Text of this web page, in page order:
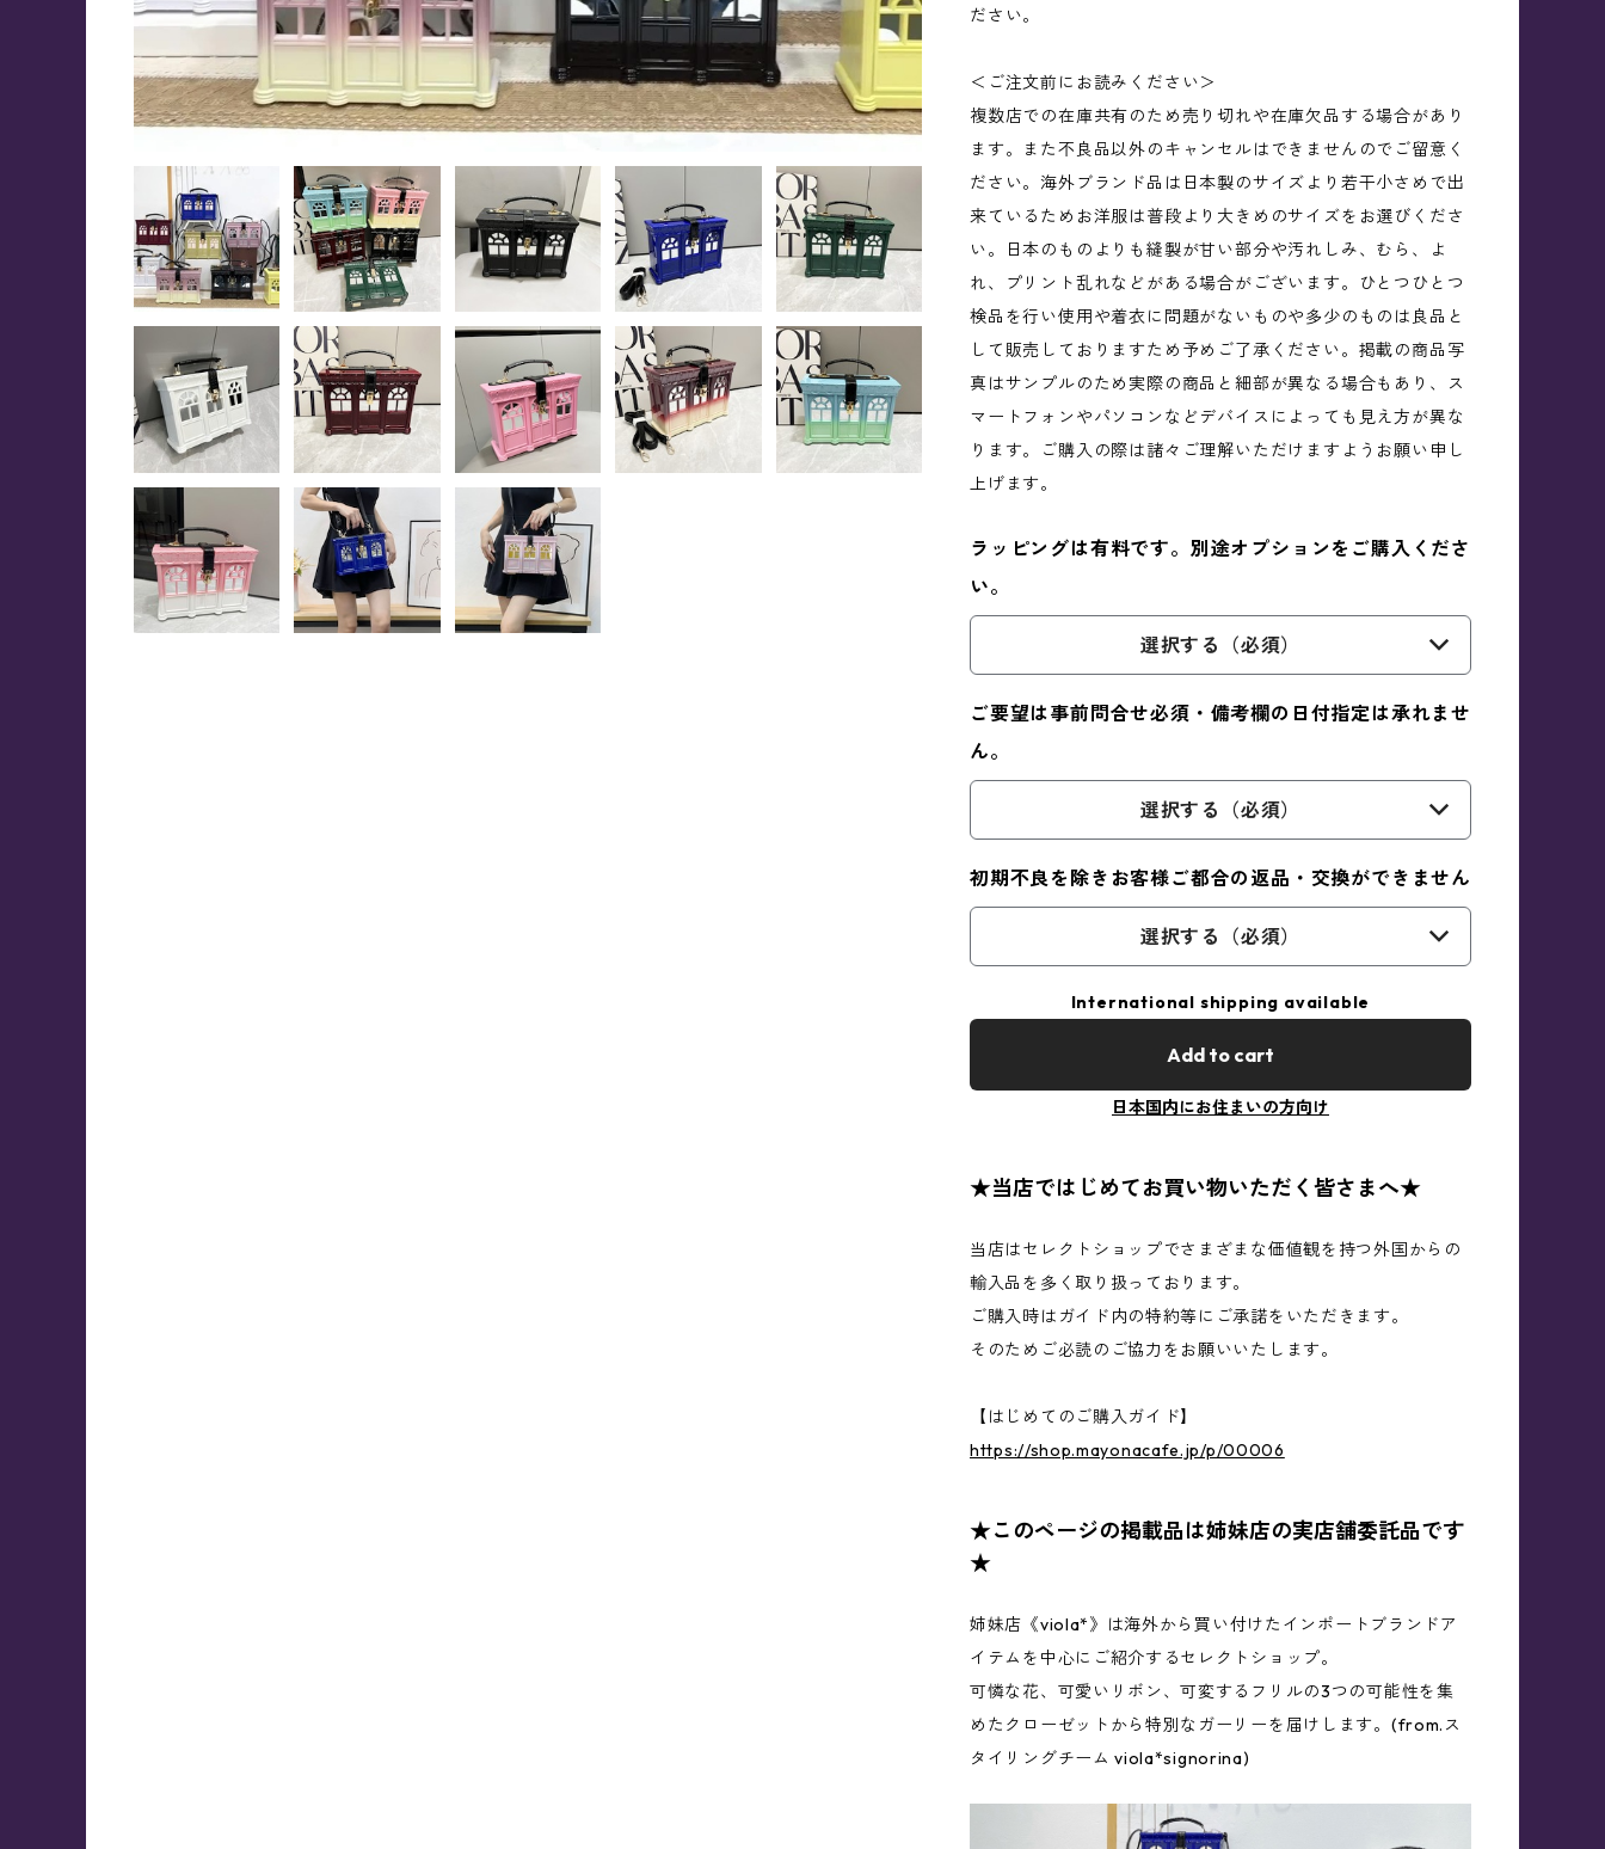
ださい。
＜ご注文前にお読みください＞
複数店での在庫共有のため売り切れや在庫欠品する場合があり
ます。また不良品以外のキャンセルはできませんのでご留意く
ださい。海外ブランド品は日本製のサイズより若干小さめで出
来ているためお洋服は普段より大きめのサイズをお選びくださ
い。日本のものよりも縫製が甘い部分や汚れしみ、むら、よ
れ、プリント乱れなどがある場合がございます。ひとつひとつ
検品を行い使用や着衣に問題がないものや多少のものは良品と
して販売しておりますため予めご了承ください。掲載の商品写
真はサンプルのため実際の商品と細部が異なる場合もあり、ス
マートフォンやパソコンなどデバイスによっても見え方が異な
ります。ご購入の際は諸々ご理解いただけますようお願い申し
上げます。
ラッピングは有料です。別途オプションをご購入くださ
い。
選択する（必須）
ご要望は事前問合せ必須・備考欄の日付指定は承れませ
ん。
選択する（必須）
初期不良を除きお客様ご都合の返品・交換ができません
選択する（必須）
International shipping available
Add to cart
日本国内にお住まいの方向け
★当店ではじめてお買い物いただく皆さまへ★
当店はセレクトショップでさまざまな価値観を持つ外国からの
輸入品を多く取り扱っております。
ご購入時はガイド内の特約等にご承諾をいただきます。
そのためご必読のご協力をお願いいたします。
【はじめてのご購入ガイド】
https://shop.mayonacafe.jp/p/00006
★このページの掲載品は姉妹店の実店舗委託品です
★
姉妹店《viola*》は海外から買い付けたインポートブランドア
イテムを中心にご紹介するセレクトショップ。
可憐な花、可愛いリボン、可変するフリルの3つの可能性を集
めたクローゼットから特別なガーリーを届けします。(from.ス
タイリングチーム viola*signorina)